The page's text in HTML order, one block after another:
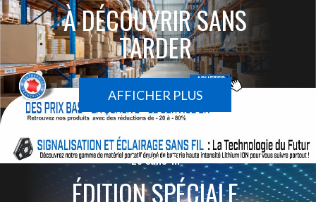
À DÉCOUVRIR SANS
TARDER
AFFICHER PLUS
Le sans-fil
ÉDITION SPÉCIALE